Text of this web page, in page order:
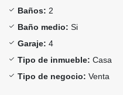
Baños: 2
Baño medio: Si
Garaje: 4
Tipo de inmueble: Casa
Tipo de negocio: Venta